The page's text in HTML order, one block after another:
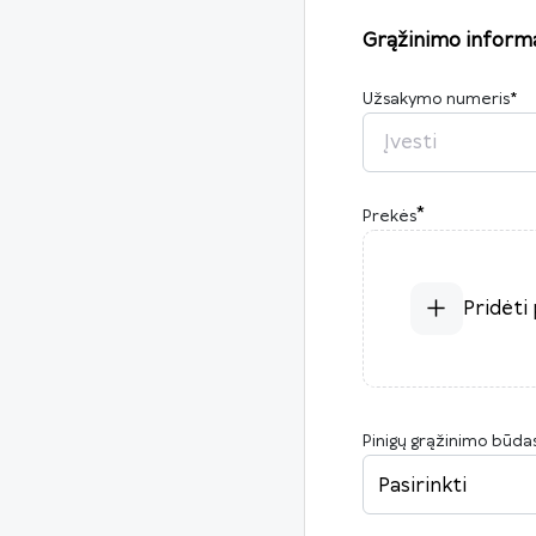
Grąžinimo
Užsakymo numeris*
Prekės*
Pridėti
Pinigų grąžinimo
Pasirinkti